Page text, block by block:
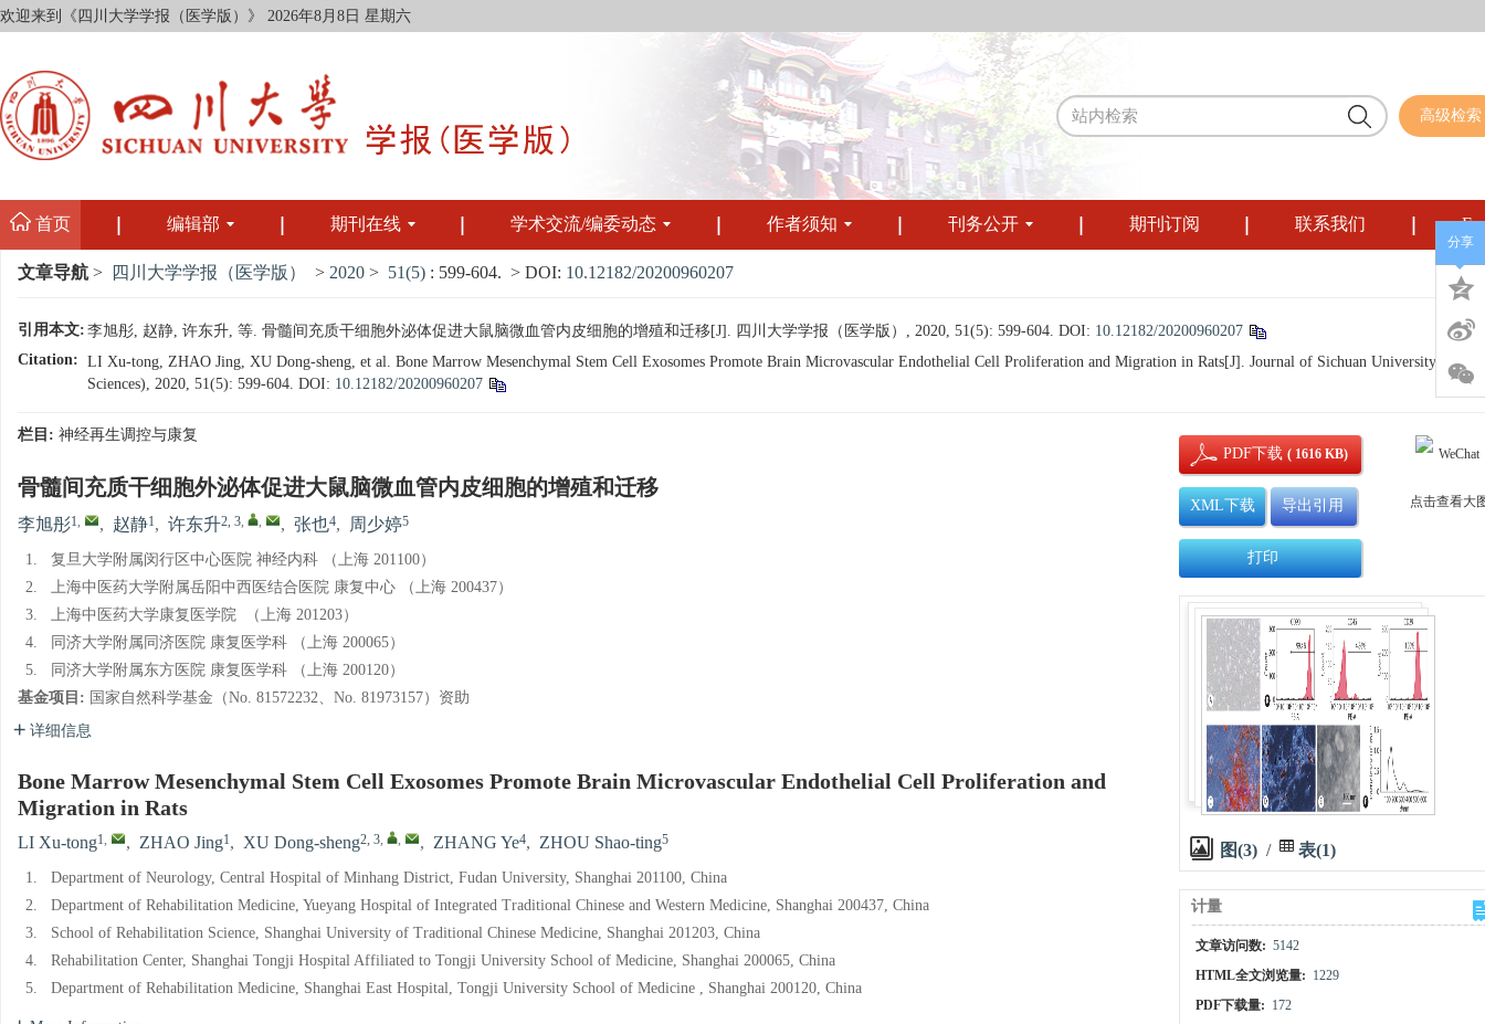
欢迎来到《四川大学学报（医学版）》 2026年8月8日 星期六
高级检索
首页 编辑部 期刊在线 学术交流/编委动态 作者须知 刊务公开 期刊订阅 联系我们
文章导航 > 四川大学学报（医学版） > 2020 > 51(5) : 599-604. > DOI: 10.12182/20200960207
引用本文:李旭彤, 赵静, 许东升, 等. 骨髓间充质干细胞外泌体促进大鼠脑微血管内皮细胞的增殖和迁移[J]. 四川大学学报（医学版）, 2020, 51(5): 599-604. DOI: 10.12182/20200960207
Citation: LI Xu-tong, ZHAO Jing, XU Dong-sheng, et al. Bone Marrow Mesenchymal Stem Cell Exosomes Promote Brain Microvascular Endothelial Cell Proliferation and Migration in Rats[J]. Journal of Sichuan University
Sciences), 2020, 51(5): 599-604. DOI: 10.12182/20200960207
栏目: 神经再生调控与康复
骨髓间充质干细胞外泌体促进大鼠脑微血管内皮细胞的增殖和迁移
李旭彤1, , 赵静1, 许东升2, 3, , , 张也4, 周少婷5
1.
复旦大学附属闵行区中心医院 神经内科 （上海 201100）
2.
上海中医药大学附属岳阳中西医结合医院 康复中心 （上海 200437）
3.
上海中医药大学康复医学院 （上海 201203）
4.
同济大学附属同济医院 康复医学科 （上海 200065）
5.
同济大学附属东方医院 康复医学科 （上海 200120）
基金项目: 国家自然科学基金（No. 81572232、No. 81973157）资助
详细信息
Bone Marrow Mesenchymal Stem Cell Exosomes Promote Brain Microvascular Endothelial Cell Proliferation and
Migration in Rats
LI Xu-tong1, , ZHAO Jing1, XU Dong-sheng2, 3, , , ZHANG Ye4, ZHOU Shao-ting5
1.
Department of Neurology, Central Hospital of Minhang District, Fudan University, Shanghai 201100, China
2.
Department of Rehabilitation Medicine, Yueyang Hospital of Integrated Traditional Chinese and Western Medicine, Shanghai 200437, China
3.
School of Rehabilitation Science, Shanghai University of Traditional Chinese Medicine, Shanghai 201203, China
4.
Rehabilitation Center, Shanghai Tongji Hospital Affiliated to Tongji University School of Medicine, Shanghai 200065, China
5.
Department of Rehabilitation Medicine, Shanghai East Hospital, Tongji University School of Medicine , Shanghai 200120, China
PDF下载( 1616 KB)
XML下载 导出引用
打印
点击查看大
图(3) / 表(1)
计量
文章访问数: 5142
HTML全文浏览量: 1229
PDF下载量: 172
分享